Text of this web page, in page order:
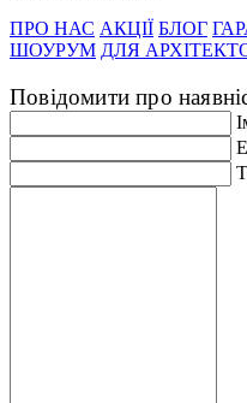
ПРО НАС АКЦІЇ БЛОГ
ШОУРУМ ДЛЯ
Повідомити про